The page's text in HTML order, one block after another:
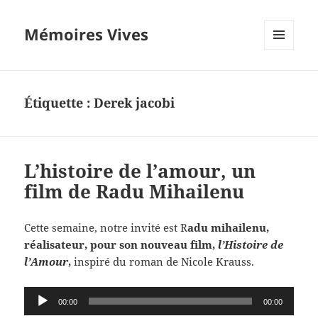
Mémoires Vives
Étiquette :Derek jacobi
L’histoire de l’amour, un
film de Radu Mihailenu
Cette semaine, notre invité est Radu mihailenu,
réalisateur, pour son nouveau film,l’Histoire de
l’Amour, inspiré du roman de Nicole Krauss.
Lecteur
audio
00:00 00:00